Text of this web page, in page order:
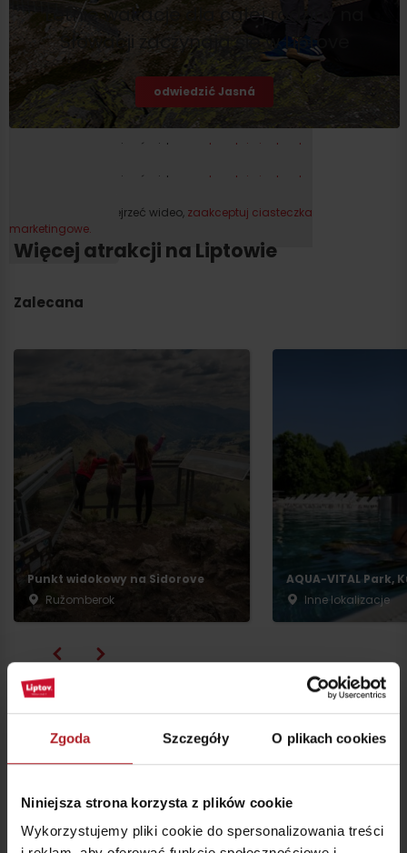
Zgoda Szczegóły O plikach cookies
Niniejsza strona korzysta z plików cookie
Wykorzystujemy pliki cookie do spersonalizowania treści
Letnie wakacje dla całej rodziny na
Słowacji zaczynają się w Liptove
odwiedzić Jasná
Proszę, aby obejrzeć wideo,
zaakceptuj ciasteczka
Proszę, aby obejrzeć wideo,
zaakceptuj ciasteczka
Proszę, aby obejrzeć wideo, zaakceptuj ciasteczka
marketingowe.
Więcej atrakcji na Liptowie
Zalecana
Punkt widokowy na Sidorove
Ružomberok
AQUA-VITAL Park,
Inne lokalizacje
Szukanie
Filter
Przyjazd